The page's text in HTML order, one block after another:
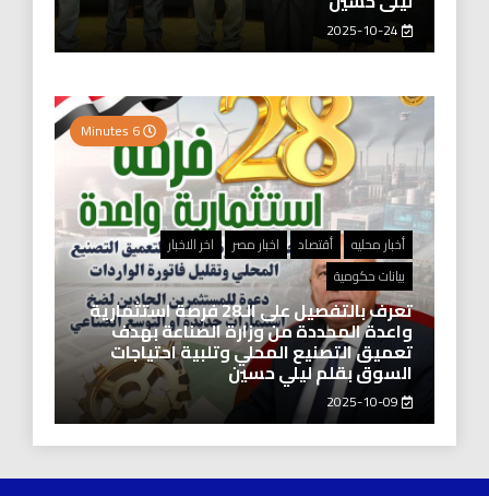
أخبار محليه أقتصاد اخبار مصر
اخر الاخبار
بيانات حكومية
تعرف بالتفصيل على الـ28 فرصة استثمارية
واعدة المحددة من وزارة الصناعة بهدف
تعميق التصنيع المحلي وتلبية احتياجات
السوق بقلم ليلي حسين